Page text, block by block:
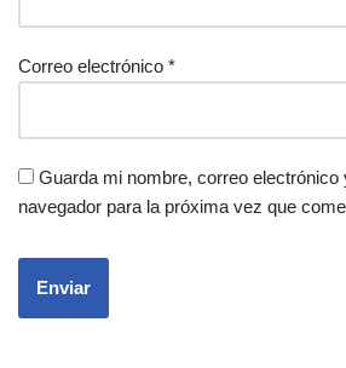
Correo electrónico *
Guarda mi nombre, correo electrónico
navegador para la próxima vez que